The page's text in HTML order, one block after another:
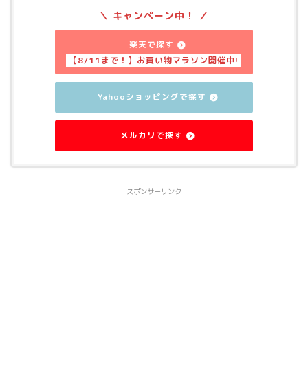
楽天で探す
Yahooショッピングで探す
メルカリで探す
スポンサーリンク